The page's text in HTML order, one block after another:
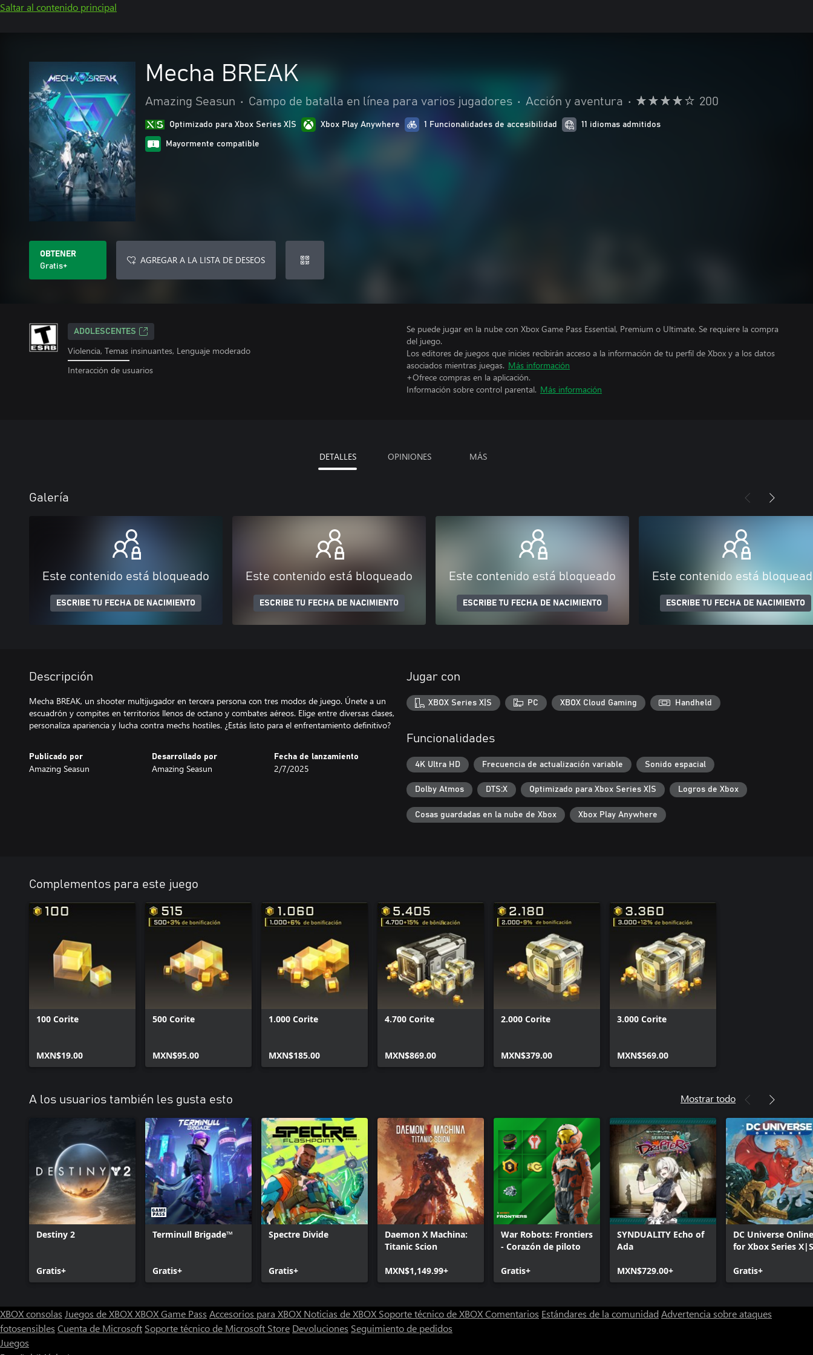
Saltar al contenido principal
Mecha BREAK
Amazing Seasun • Campo de batalla en línea para varios jugadores • Acción y aventura • 200
Optimizado para Xbox Series X|S Xbox Play Anywhere 1 Funcionalidades de accesibilidad 11 idiomas admitidos
Mayormente compatible
OBTENER
Gratis+
AGREGAR A LA LISTA DE DESEOS
ADOLESCENTES
Violencia, Temas insinuantes, Lenguaje moderado
Interacción de usuarios
Se puede jugar en la nube con Xbox Game Pass Essential, Premium o Ultimate. Se requiere la compra
del juego.
Los editores de juegos que inicies recibirán acceso a la información de tu perfil de Xbox y a los datos
asociados mientras juegas. Más información
+Ofrece compras en la aplicación.
Información sobre control parental. Más información
DETALLES OPINIONES MÁS
Galería
Este contenido está bloqueado
ESCRIBE TU FECHA DE NACIMIENTO
Este contenido está bloqueado
ESCRIBE TU FECHA DE NACIMIENTO
Este contenido está bloqueado
ESCRIBE TU FECHA DE NACIMIENTO
Este contenido está
ESCRIBE TU FECHA DE NACIMIENTO
Descripción
Mecha BREAK, un shooter multijugador en tercera persona con tres modos de juego. Únete a un
escuadrón y compites en territorios llenos de octano y combates aéreos. Elige entre diversas clases,
personaliza apariencia y lucha contra mechs hostiles. ¿Estás listo para el enfrentamiento definitivo?
Publicado por
Amazing Seasun
Desarrollado por
Amazing Seasun
Fecha de lanzamiento
2/7/2025
Jugar con
XBOX Series X|S PC XBOX Cloud Gaming Handheld
Funcionalidades
4K Ultra HD Frecuencia de actualización variable Sonido espacial
Dolby Atmos DTS:X Optimizado para Xbox Series X|S Logros de Xbox
Cosas guardadas en la nube de Xbox Xbox Play Anywhere
Complementos para este juego
100 Corite
MXN$19.00
500 Corite
MXN$95.00
1.000 Corite
MXN$185.00
4.700 Corite
MXN$869.00
2.000 Corite
MXN$379.00
3.000 Corite
MXN$569.00
A los usuarios también les gusta esto Mostrar todo
Destiny 2
Gratis+
Terminull Brigade™
Gratis+
Spectre Divide
Gratis+
Daemon X Machina:
Titanic Scion
MXN$1,149.99+
War Robots: Frontiers
- Corazón de piloto
Gratis+
SYNDUALITY Echo of
Ada
MXN$729.00+
DC Universe Online
for Xbox Series X|S
Gratis+
XBOX consolas Juegos de XBOXXBOX Game Pass Accesorios para XBOX Noticias de XBOX Soporte técnico de XBOXComentarios Estándares de la comunidad Advertencia sobre ataques
fotosensibles Cuenta de Microsoft Soporte técnico de Microsoft Store Devoluciones Seguimiento de pedidos
Juegos